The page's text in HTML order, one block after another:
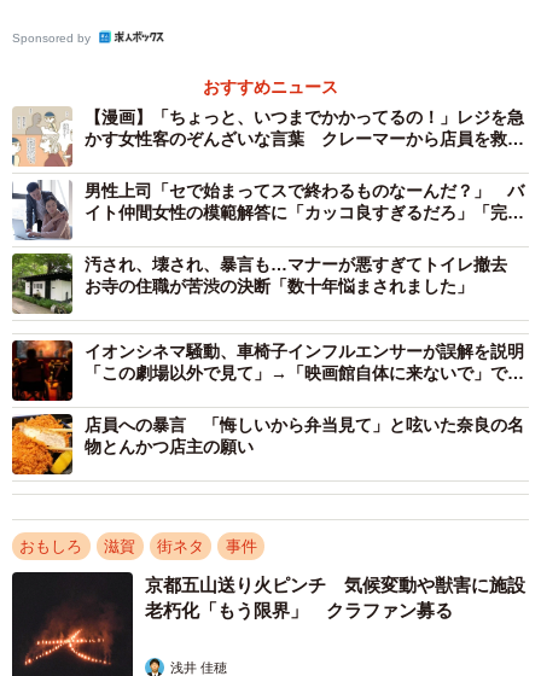
名札については甲賀市や東近江市、多賀町を除く各市町
でフルネーム表記を止めている。東近江市の担当者も「状
況によっては名札を外して対応するよう周知している」。
栗東市は昨年に各課の入り口に掲示する職員の座席表も廃
止した。
滋賀県は昨年度から刺股の配備を本格化させ、今月には職員を対象に使
Sponsored by
おすすめニュース
【漫画】「ちょっと、いつまでかかってるの！」レジを急
かす女性客のぞんざいな言葉 クレーマーから店員を救う
男性上司「セで始まってスで終わるものなーんだ？」 バ
イト仲間女性の模範解答に「カッコ良すぎるだろ」「完璧
汚され、壊され、暴言も…マナーが悪すぎてトイレ撤去
お寺の住職が苦渋の決断「数十年悩まされました」
イオンシネマ騒動、車椅子インフルエンサーが誤解を説明
「この劇場以外で見て」→「映画館自体に来ないで」では
店員への暴言 「悔しいから弁当見て」と呟いた奈良の名
物とんかつ店主の願い
おもしろ 滋賀 街ネタ 事件
京都五山送り火ピンチ 気候変動や獣害に施設
老朽化「もう限界」 クラファン募る
浅井 佳穂